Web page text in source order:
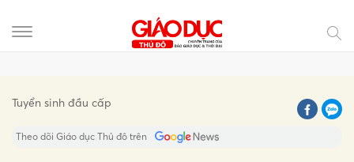
Tuyển sinh đầu cấp
Theo dõi Giáo dục Thủ đô trên